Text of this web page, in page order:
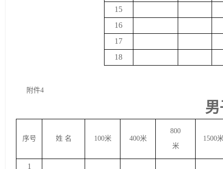
15
16
17
18
附件4
序号 姓 名 100米 400米
800
米
1500
1